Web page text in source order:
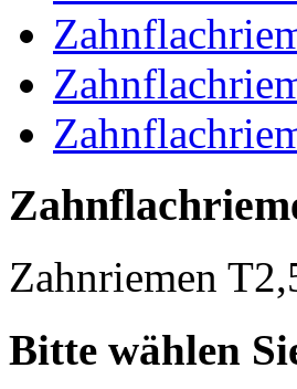
Zahnriemen
Bitte wählen